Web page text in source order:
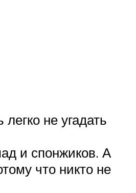
не угадать
и спонжиков. А
что никто не